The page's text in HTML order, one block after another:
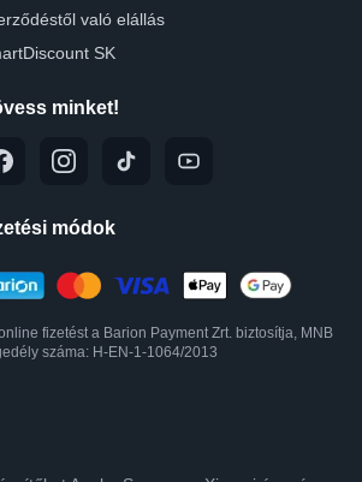
való elállás
SK
minket!
módok
fizetést a Barion Payment Zrt. biztosítja, MNB
száma: H-EN-1-1064/2013